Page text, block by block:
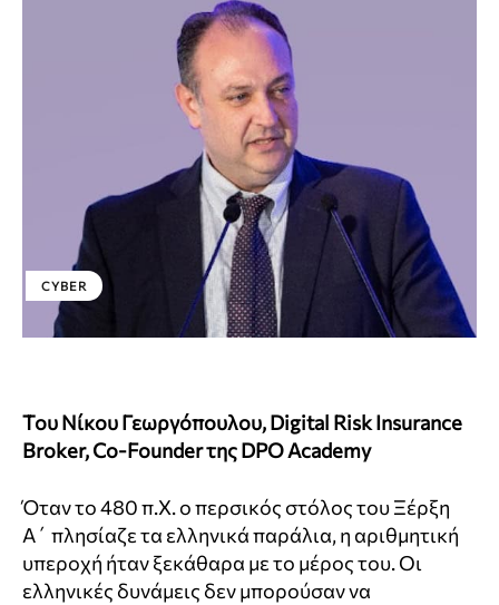
CYBER
Του Νίκου Γεωργόπουλου, Digital Risk Insurance
Broker, Co-Founder της DPO Academy
Όταν το 480 π.Χ. ο περσικός στόλος του Ξέρξη
Α΄ πλησίαζε τα ελληνικά παράλια, η αριθμητική
υπεροχή ήταν ξεκάθαρα με το μέρος του. Οι
ελληνικές δυνάμεις δεν μπορούσαν να